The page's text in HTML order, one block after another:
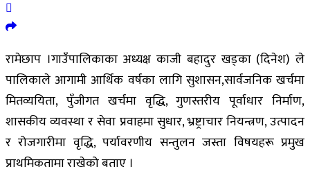
रामेछाप ।गाउँपालिकाका अध्यक्ष काजी बहादुर खड्का (दिनेश) ले
पालिकाले आगामी आर्थिक वर्षका लागि सुशासन,सार्वजनिक खर्चमा
मितव्ययिता, पुँजीगत खर्चमा वृद्धि, गुणस्तरीय पूर्वाधार निर्माण,
शासकीय व्यवस्था र सेवा प्रवाहमा सुधार, भ्रष्ट्राचार नियन्त्रण, उत्पादन
र रोजगारीमा वृद्धि, पर्यावरणीय सन्तुलन जस्ता विषयहरू प्रमुख
प्राथमिकतामा राखेको बताए ।